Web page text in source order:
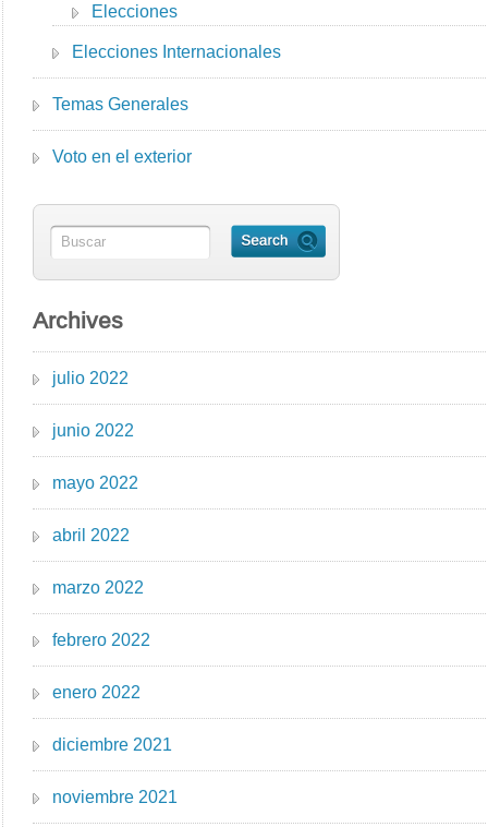
Elecciones
Elecciones Internacionales
Temas Generales
Voto en el exterior
Archives
julio 2022
junio 2022
mayo 2022
abril 2022
marzo 2022
febrero 2022
enero 2022
diciembre 2021
noviembre 2021